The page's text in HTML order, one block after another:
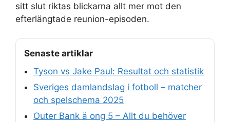
sitt slut riktas blickarna allt mer mot den
efterlängtade reunion-episoden.
Senaste artiklar
Tyson vs Jake Paul: Resultat och statistik
Sveriges damlandslag i fotboll – matcher
och spelschema 2025
Outer Bank ä ong 5 – Allt du behöver